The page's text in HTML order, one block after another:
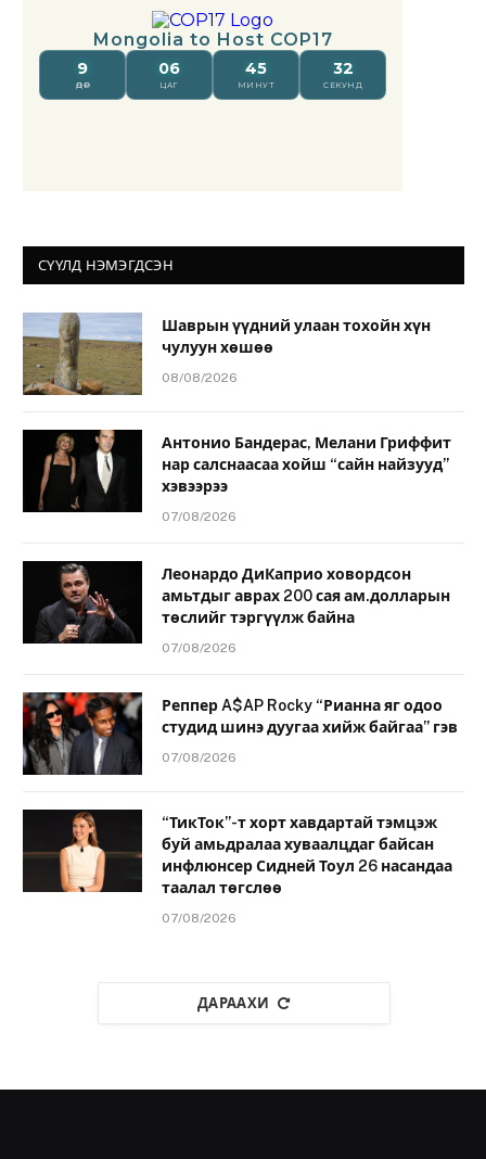
СҮҮЛД НЭМЭГДСЭН
Шаврын үүдний улаан тохойн хүн
чулуун хөшөө
08/08/2026
Антонио Бандерас, Мелани Гриффит
нар салснаасаа хойш “сайн найзууд”
хэвээрээ
07/08/2026
Леонардо ДиКаприо ховордсон
амьтдыг аврах 200 сая ам.долларын
төслийг тэргүүлж байна
07/08/2026
Реппер A$AP Rocky “Рианна яг одоо
студид шинэ дуугаа хийж байгаа” гэв
07/08/2026
“ТикТок”-т хорт хавдартай тэмцэж
буй амьдралаа хуваалцдаг байсан
инфлюнсер Сидней Тоул 26 насандаа
таалал төгслөө
07/08/2026
ДАРААХИ